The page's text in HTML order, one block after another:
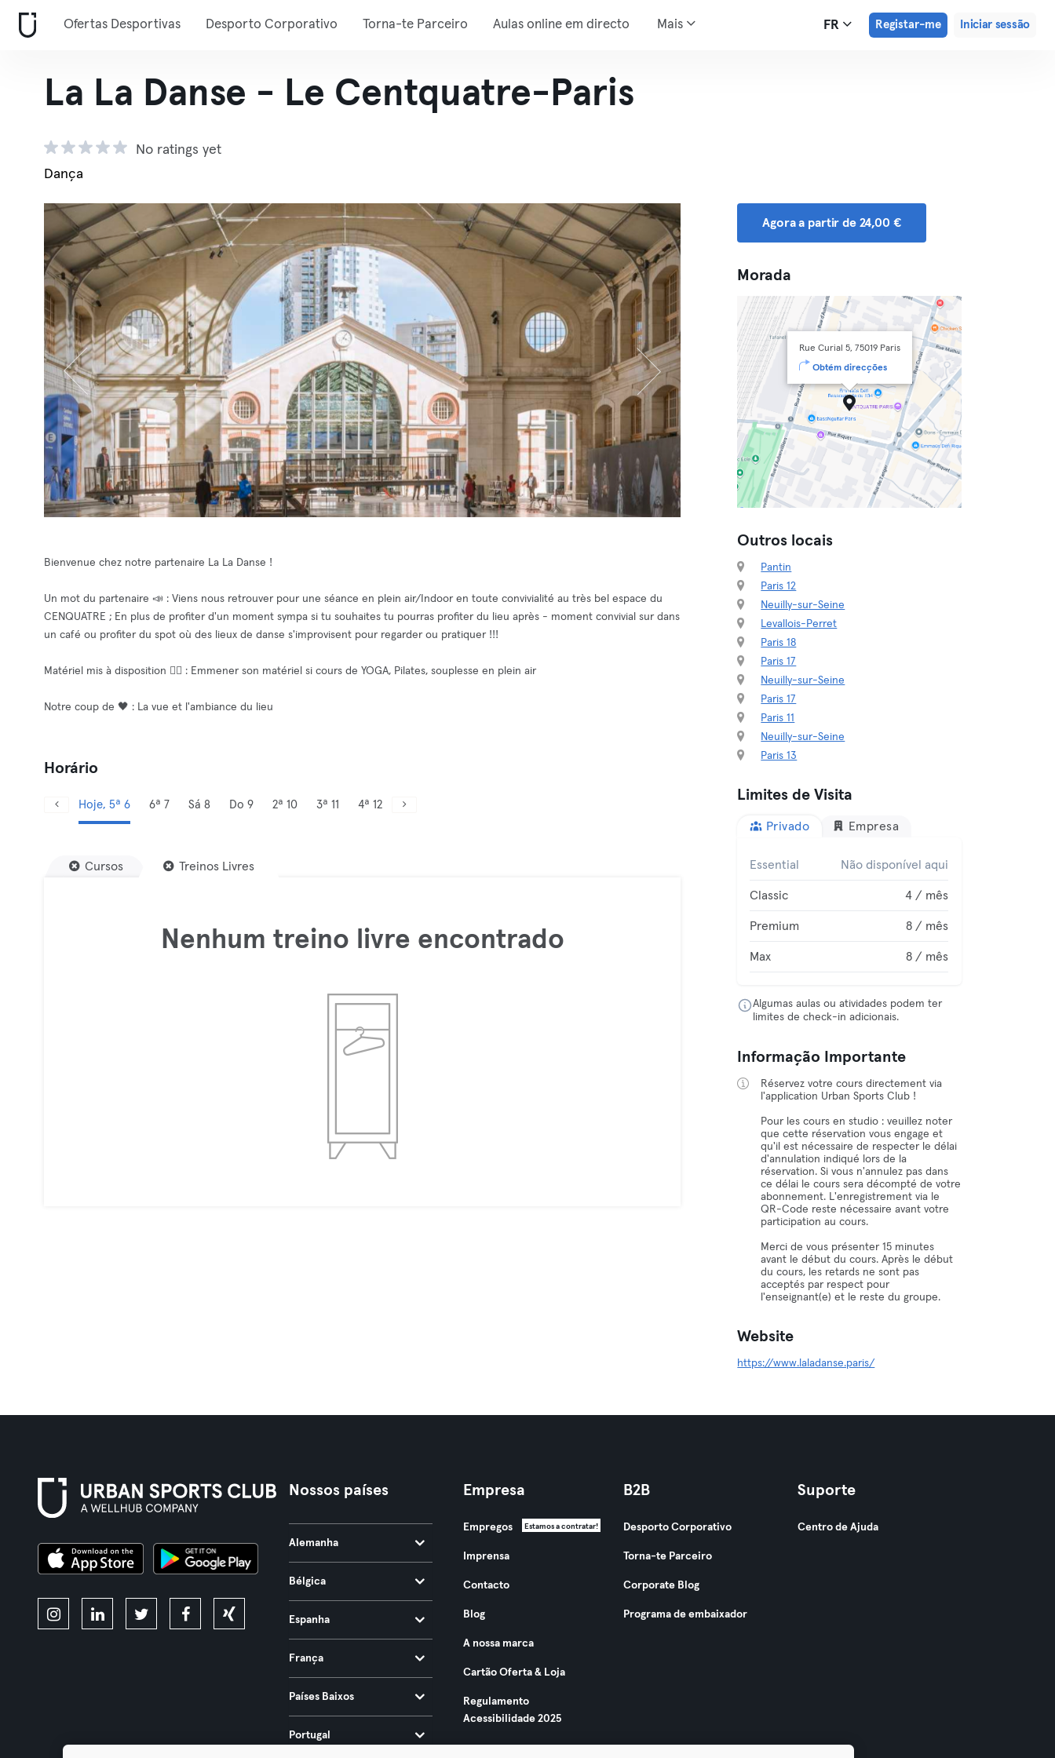
Ofertas Desportivas Desporto Corporativo Torna-te Parceiro Aulas online em directo Mais FR Registar-me Iniciar sessão
La La Danse - Le Centquatre-Paris
No ratings yet
Dança
Bienvenue chez notre partenaire La La Danse !
Un mot du partenaire 📣 : Viens nous retrouver pour une séance en plein air/Indoor en toute convivialité au très bel espace du
CENQUATRE ; En plus de profiter d'un moment sympa si tu souhaites tu pourras profiter du lieu après - moment convivial sur dans
un café ou profiter du spot où des lieux de danse s'improvisent pour regarder ou pratiquer !!!
Matériel mis à disposition 🧘‍♂️ : Emmener son matériel si cours de YOGA, Pilates, souplesse en plein air
Notre coup de 🖤 : La vue et l'ambiance du lieu
Horário
Hoje, 5ª 6 6ª 7 Sá 8 Do 9 2ª 10 3ª 11 4ª 12
Cursos Treinos Livres
Nenhum treino livre encontrado
Agora a partir de 24,00 €
Morada
Rue Curial 5, 75019 Paris
Obtém direcções
Outros locais
Pantin
Paris 12
Neuilly-sur-Seine
Levallois-Perret
Paris 18
Paris 17
Neuilly-sur-Seine
Paris 17
Paris 11
Neuilly-sur-Seine
Paris 13
Limites de Visita
Privado Empresa
Essential Não disponível aqui
Classic 4 / mês
Premium 8 / mês
Max 8 / mês
Algumas aulas ou atividades podem ter
limites de check-in adicionais.
Informação Importante
Réservez votre cours directement via
l'application Urban Sports Club !
Pour les cours en studio : veuillez noter
que cette réservation vous engage et
qu'il est nécessaire de respecter le délai
d'annulation indiqué lors de la
réservation. Si vous n'annulez pas dans
ce délai le cours sera décompté de votre
abonnement. L'enregistrement via le
QR-Code reste nécessaire avant votre
participation au cours.
Merci de vous présenter 15 minutes
avant le début du cours. Après le début
du cours, les retards ne sont pas
acceptés par respect pour
l'enseignant(e) et le reste du groupe.
Website
https://www.laladanse.paris/
Nossos países
Alemanha
Bélgica
Espanha
França
Países Baixos
Portugal
Empresa
Empregos Estamos a contratar!
Imprensa
Contacto
Blog
A nossa marca
Cartão Oferta & Loja
Regulamento
Acessibilidade 2025
B2B
Desporto Corporativo
Torna-te Parceiro
Corporate Blog
Programa de embaixador
Suporte
Centro de Ajuda